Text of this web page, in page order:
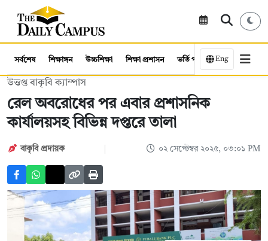
সর্বশেষ শিক্ষাঙ্গন উচ্চশিক্ষা শিক্ষা প্রশাসন ভর্তি পরীক্ষা কর্মসংস্থান
Eng
উত্তপ্ত বাকৃবি ক্যাম্পাস
রেল অবরোধের পর এবার প্রশাসনিক
কার্যালয়সহ বিভিন্ন দপ্তরে তালা
বাকৃবি প্রদায়ক ০২ সেপ্টেম্বর ২০২৫, ০৩:০১ PM